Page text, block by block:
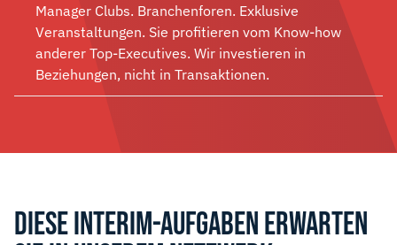
Manager Clubs. Branchenforen. Exklusive
Veranstaltungen. Sie profitieren vom Know-how
anderer Top-Executives. Wir investieren in
Beziehungen, nicht in Transaktionen.
DIESE INTERIM-AUFGABEN ERWARTEN